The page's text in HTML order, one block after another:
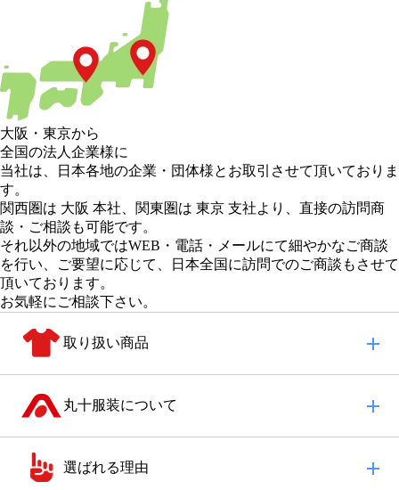
大阪 ・ 東京から
全国の法人企業様に
当社は、日本各地の企業・団体様とお取引させて頂いておりま
す。
関西圏は 大阪 本社、 関東圏は 東京 支社より、直接の訪問商
談・ご相談も可能です。
それ以外の地域ではWEB・電話・メールにて細やかなご商談
を行い、
ご要望に応じて、日本全国に訪問でのご商談もさせて
頂いております。
お気軽にご相談下さい。
取り扱い商品
丸十服装について
選ばれる理由